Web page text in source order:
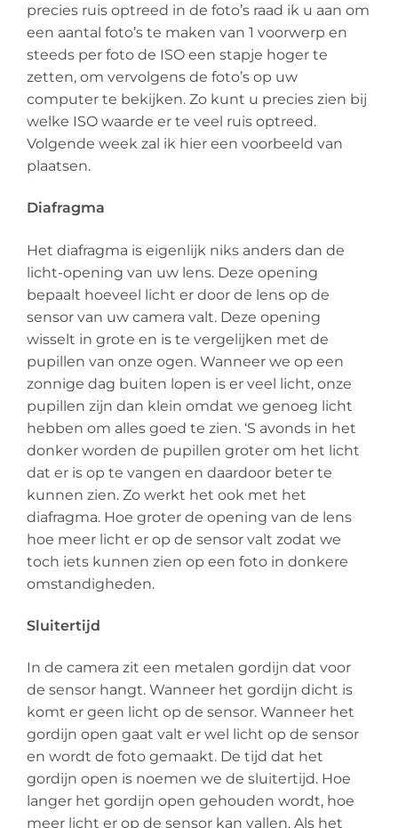
precies ruis optreed in de foto’s raad ik u aan om
een aantal foto’s te maken van 1 voorwerp en
steeds per foto de ISO een stapje hoger te
zetten, om vervolgens de foto’s op uw
computer te bekijken. Zo kunt u precies zien bij
welke ISO waarde er te veel ruis optreed.
Volgende week zal ik hier een voorbeeld van
plaatsen.
Diafragma
Het diafragma is eigenlijk niks anders dan de
licht-opening van uw lens. Deze opening
bepaalt hoeveel licht er door de lens op de
sensor van uw camera valt. Deze opening
wisselt in grote en is te vergelijken met de
pupillen van onze ogen. Wanneer we op een
zonnige dag buiten lopen is er veel licht, onze
pupillen zijn dan klein omdat we genoeg licht
hebben om alles goed te zien. ‘S avonds in het
donker worden de pupillen groter om het licht
dat er is op te vangen en daardoor beter te
kunnen zien. Zo werkt het ook met het
diafragma. Hoe groter de opening van de lens
hoe meer licht er op de sensor valt zodat we
toch iets kunnen zien op een foto in donkere
omstandigheden.
Sluitertijd
In de camera zit een metalen gordijn dat voor
de sensor hangt. Wanneer het gordijn dicht is
komt er geen licht op de sensor. Wanneer het
gordijn open gaat valt er wel licht op de sensor
en wordt de foto gemaakt. De tijd dat het
gordijn open is noemen we de sluitertijd. Hoe
langer het gordijn open gehouden wordt, hoe
meer licht er op de sensor kan vallen. Als het